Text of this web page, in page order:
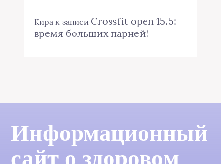
Кира к записи Crossfit open 15.5:
время больших парней!
Информационный
сайт о здоровом